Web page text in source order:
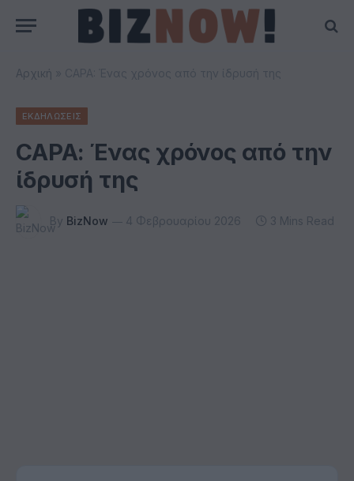
Αρχική
ΕΚΔΗΛΩΣΕΙΣ
CAPA: Ένας χρόνος από την
ίδρυσή της
By BizNow 4 Φεβρουαρίου 2026 3 Mins Read